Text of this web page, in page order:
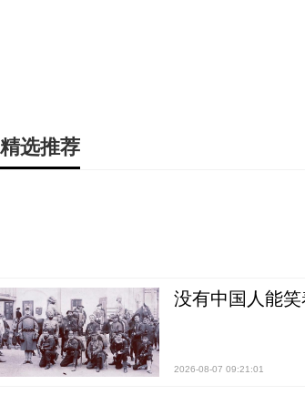
精选推荐
没有中国人能
2026-08-07 09:21:01